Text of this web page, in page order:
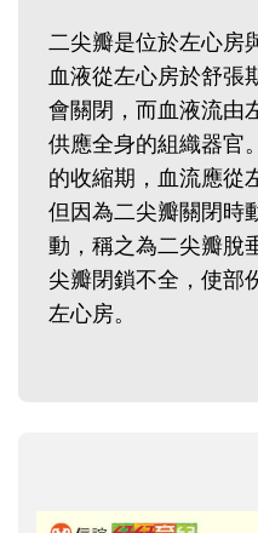
二尖瓣是位於左心房
血液從左心房於舒張
會關閉，而血液流由
供應全身的組織器官
的收縮期，血流應從
但因為二尖瓣關閉時
動，稱之為二尖瓣脫
尖瓣閉鎖不全，使部
左心房。